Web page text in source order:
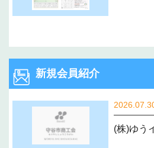
新規会員紹介
(株)ゆう